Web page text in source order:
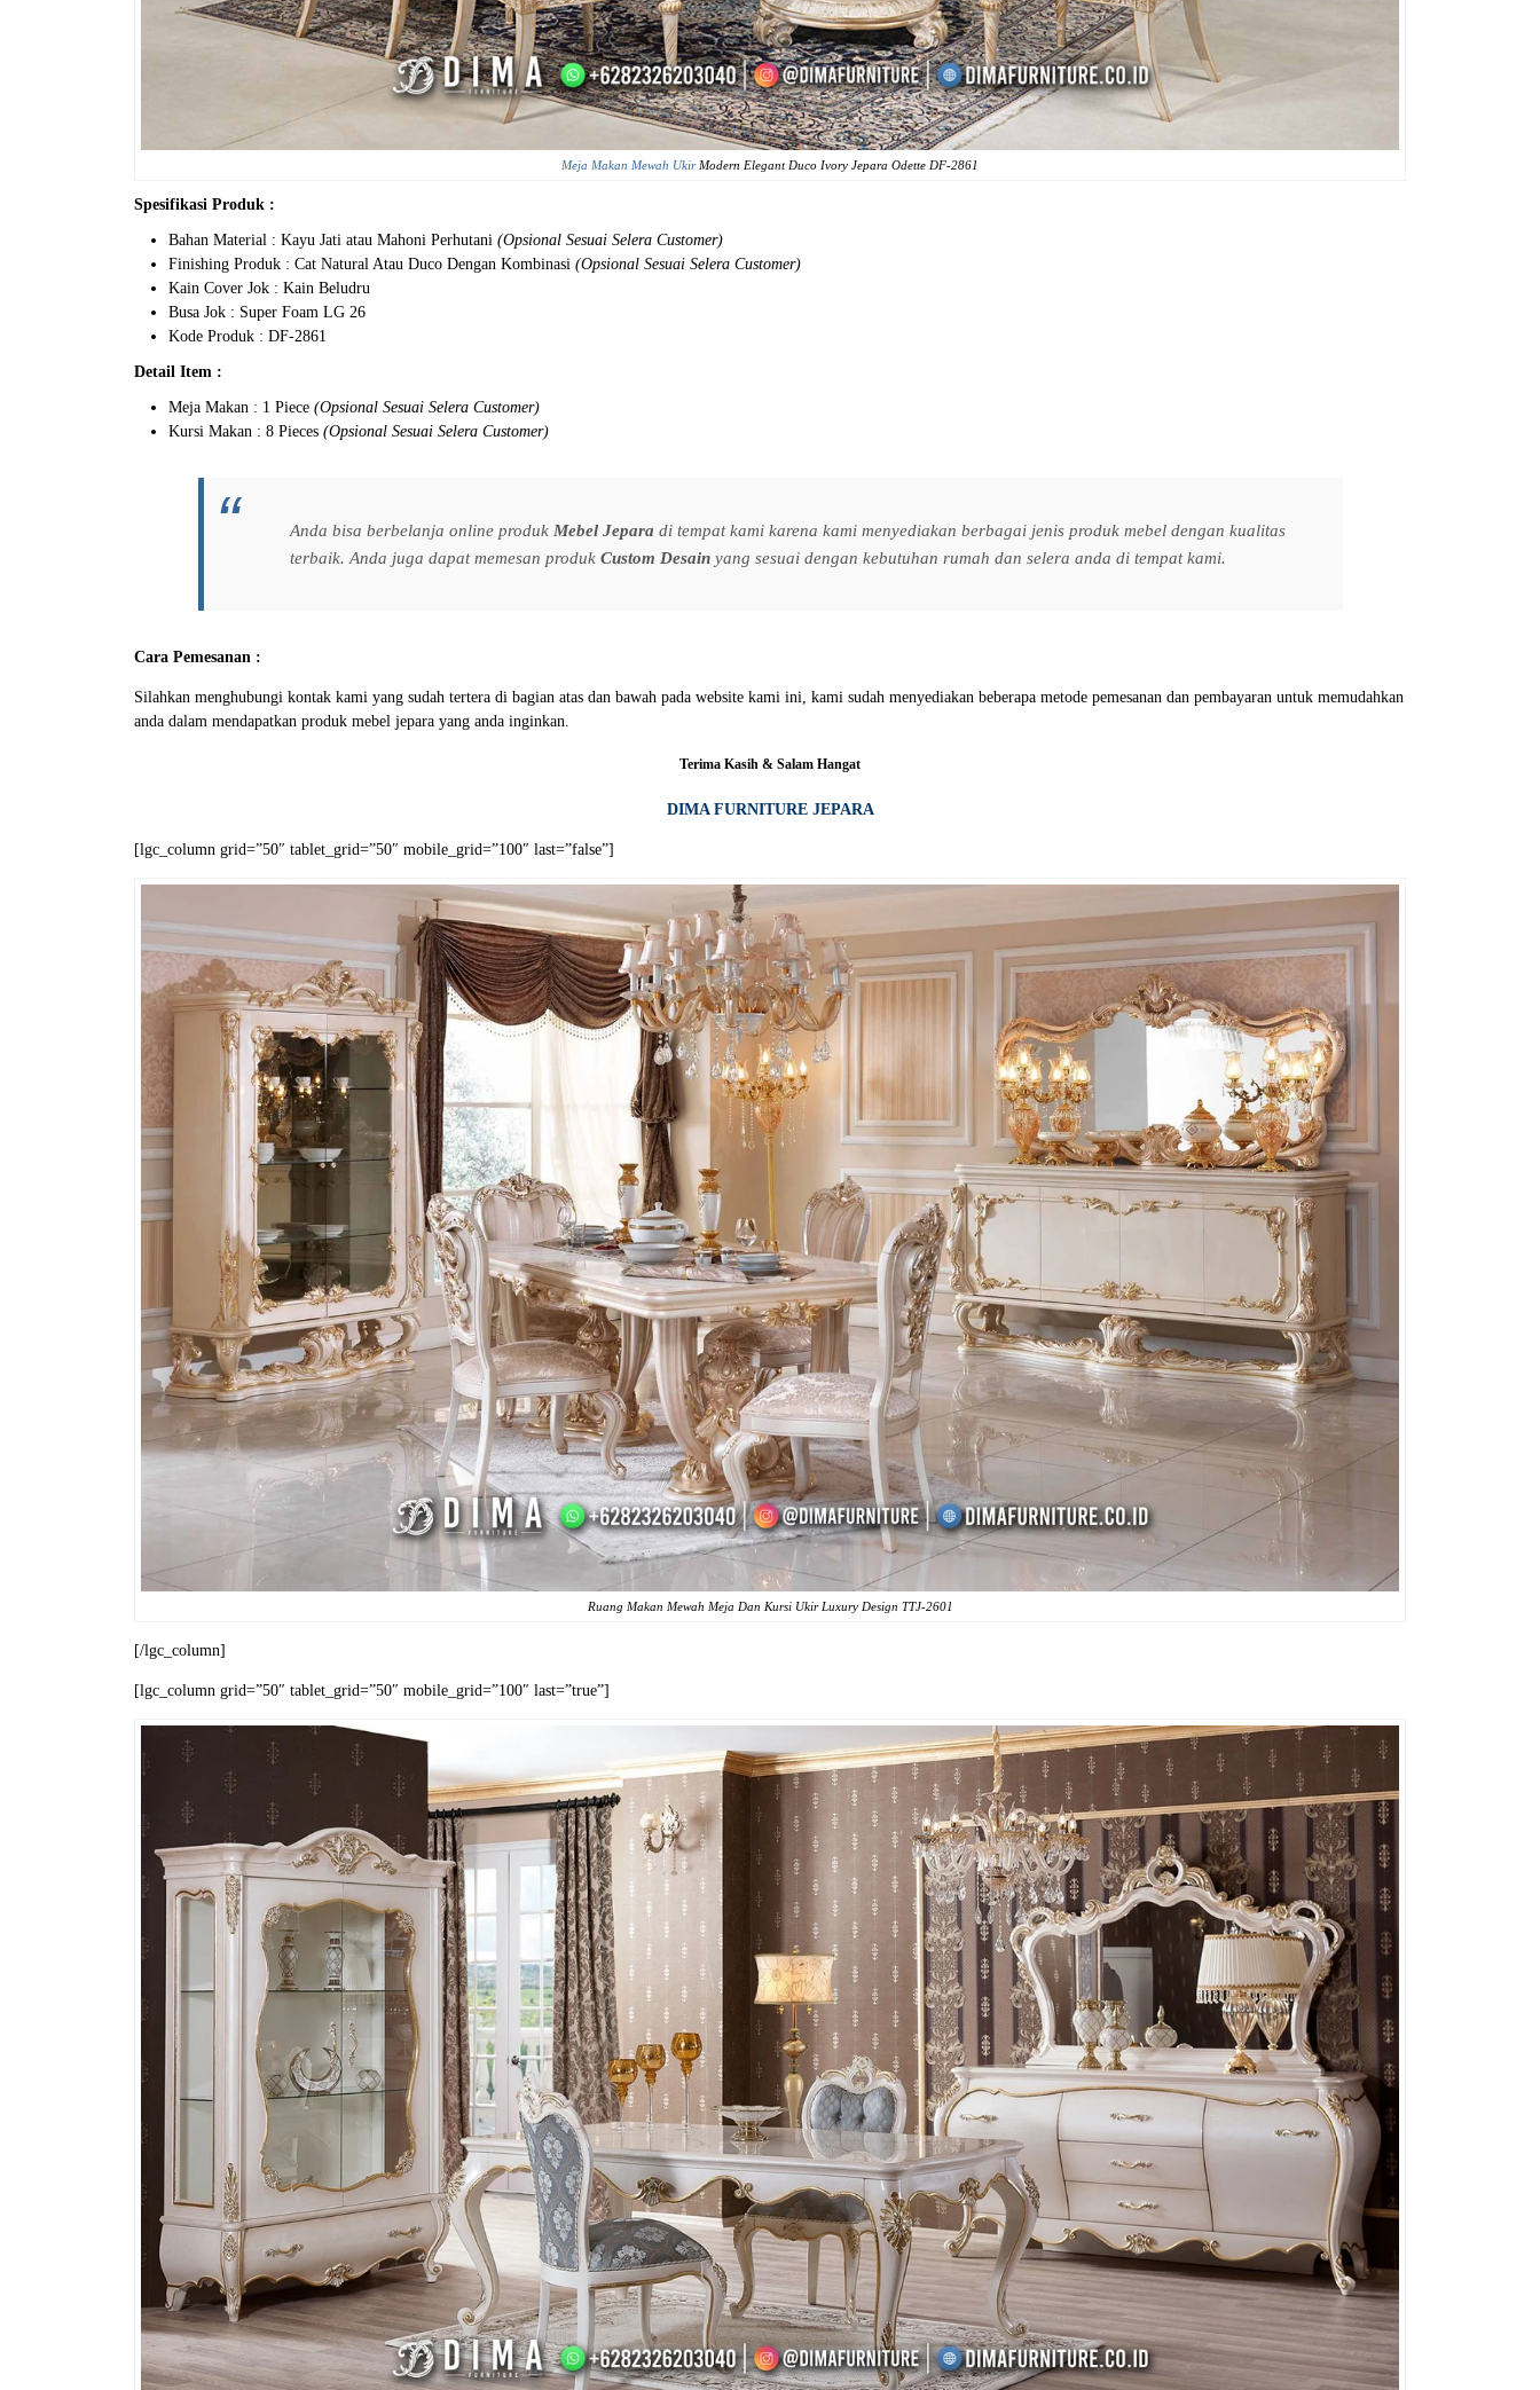
Meja Makan Mewah UkirModern Elegant Duco Ivory Jepara Odette DF-2861
Spesifikasi Produk :
Bahan Material : Kayu Jati atau Mahoni Perhutani (Opsional Sesuai Selera Customer)
Finishing Produk : Cat Natural Atau Duco Dengan Kombinasi (Opsional Sesuai Selera Customer)
Kain Cover Jok : Kain Beludru
Busa Jok : Super Foam LG 26
Kode Produk : DF-2861
Detail Item :
Meja Makan : 1 Piece (Opsional Sesuai Selera Customer)
Kursi Makan : 8 Pieces (Opsional Sesuai Selera Customer)
Anda bisa berbelanja online produk Mebel Jepara di tempat kami karena kami menyediakan berbagai jenis produk mebel dengan kualitas
terbaik. Anda juga dapat memesan produk Custom Desainyang sesuai dengan kebutuhan rumah dan selera anda di tempat kami.
Cara Pemesanan :
Silahkan menghubungi kontak kami yang sudah tertera di bagian atas dan bawah pada website kami ini, kami sudah menyediakan beberapa metode pemesanan dan pembayaran untuk memudahkan
anda dalam mendapatkan produk mebel jepara yang anda inginkan.
Terima Kasih & Salam Hangat
DIMA FURNITURE JEPARA
[lgc_column grid=”50″ tablet_grid=”50″ mobile_grid=”100″ last=”false”]
Ruang Makan Mewah Meja Dan Kursi Ukir Luxury Design TTJ-2601
[/lgc_column]
[lgc_column grid=”50″ tablet_grid=”50″ mobile_grid=”100″ last=”true”]